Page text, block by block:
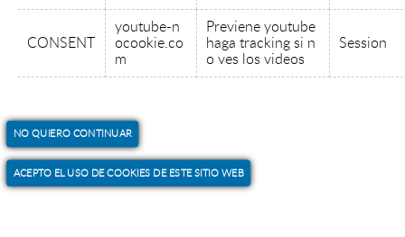
CONSENT
youtube-n
ocookie.co
m
Previene youtube
haga tracking si n
o ves los videos
Session
NO QUIERO CONTINUAR
ACEPTO EL USO DE COOKIES DE ESTE SITIO WEB